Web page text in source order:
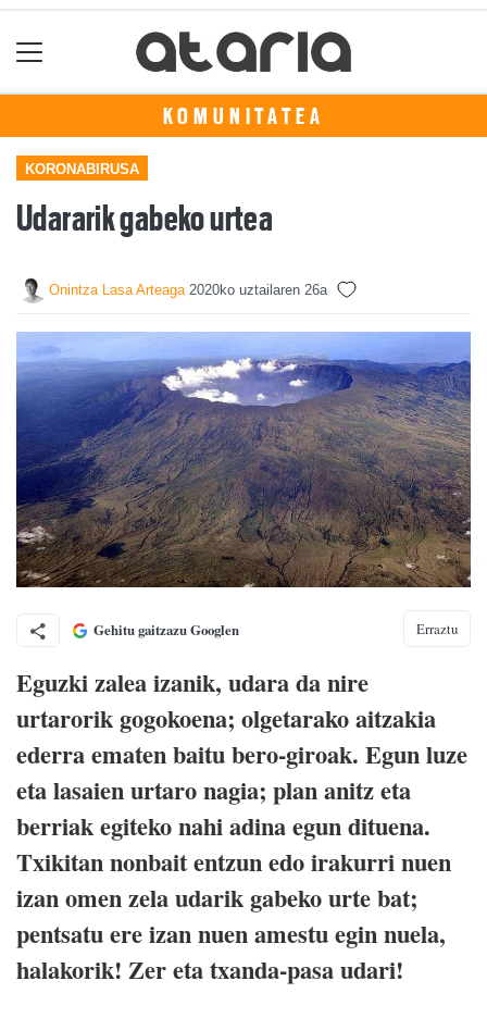
KOMUNITATEA
KORONABIRUSA
Udararik gabeko urtea
Onintza Lasa Arteaga 2020ko uztailaren 26a
Gehitu gaitzazu Googlen Erraztu
Eguzki zalea izanik, udara da nire
urtarorik gogokoena; olgetarako aitzakia
ederra ematen baitu bero-giroak. Egun luze
eta lasaien urtaro nagia; plan anitz eta
berriak egiteko nahi adina egun dituena.
Txikitan nonbait entzun edo irakurri nuen
izan omen zela udarik gabeko urte bat;
pentsatu ere izan nuen amestu egin nuela,
halakorik! Zer eta txanda-pasa udari!